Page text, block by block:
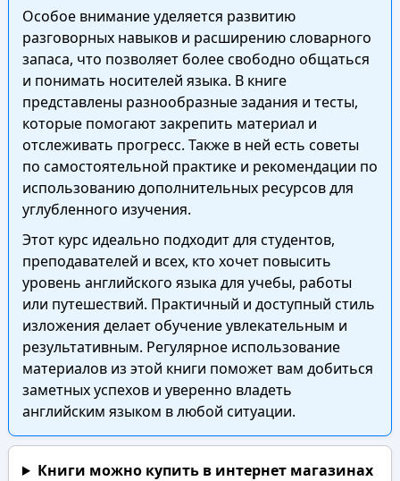
Особое внимание уделяется развитию
разговорных навыков и расширению словарного
запаса, что позволяет более свободно общаться
и понимать носителей языка. В книге
представлены разнообразные задания и тесты,
которые помогают закрепить материал и
отслеживать прогресс. Также в ней есть советы
по самостоятельной практике и рекомендации по
использованию дополнительных ресурсов для
углубленного изучения.
Этот курс идеально подходит для студентов,
преподавателей и всех, кто хочет повысить
уровень английского языка для учебы, работы
или путешествий. Практичный и доступный стиль
изложения делает обучение увлекательным и
результативным. Регулярное использование
материалов из этой книги поможет вам добиться
заметных успехов и уверенно владеть
английским языком в любой ситуации.
Книги можно купить в интернет магазинах